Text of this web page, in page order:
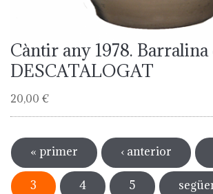
Càntir any 1978.
DESCATALOGAT
20,00 €
Pàgines
« primer ‹ anterior
3 4 5